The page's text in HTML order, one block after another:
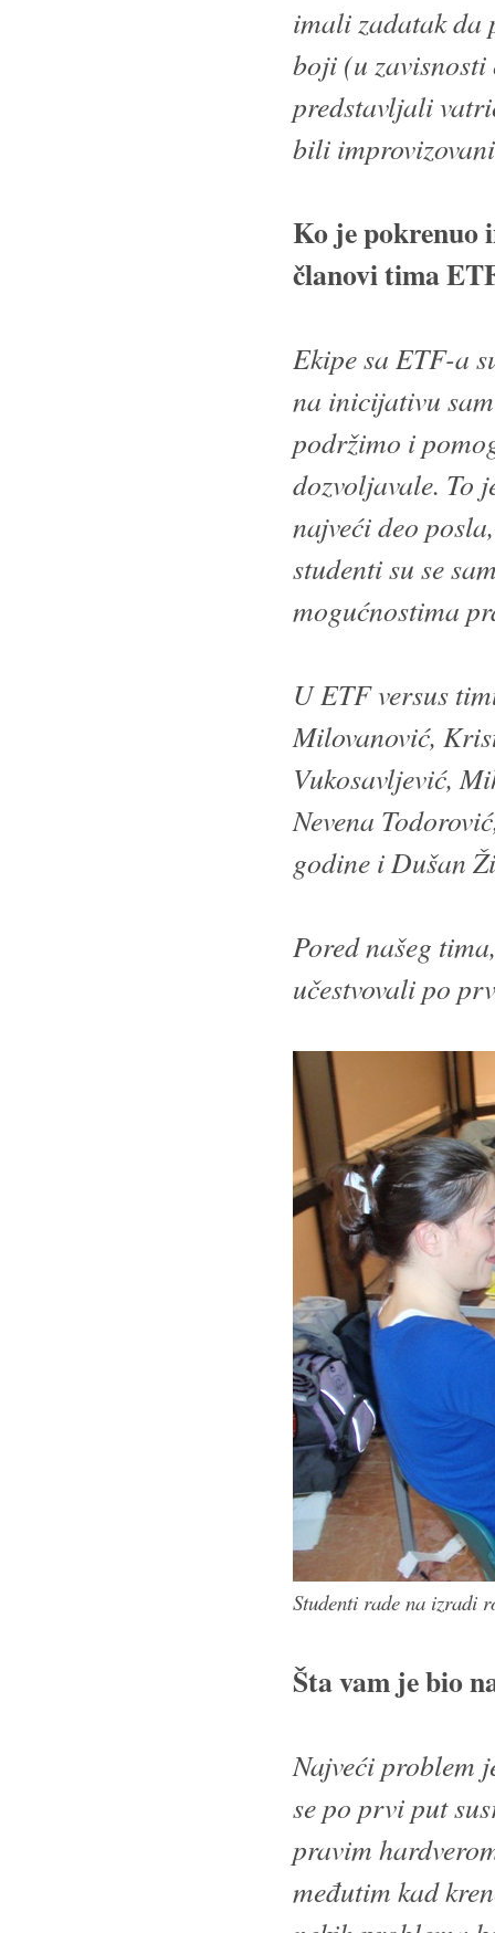
imali zadatak da
boji (u
predstavljali
bili
Ko je pokrenuo
članovi tima
Ekipe sa ETF-a
na inicijativu
podržimo i
dozvoljavale. To
najveći deo
studenti su se
mogućnostima
U ETF versus
Milovanović,
Vukosavljević,
Nevena
godine i Dušan
Pored našeg
učestvovali po
Studenti rade na izradi
Šta vam je bio
Najveći problem
se po prvi put
pravim
međutim kad